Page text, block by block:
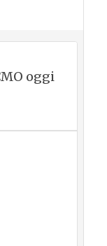
oggi